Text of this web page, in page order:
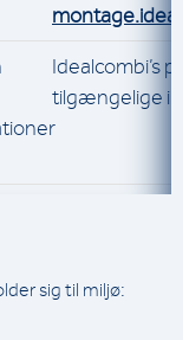
Idealcombi’s
tilgængelige i
sig til miljø: